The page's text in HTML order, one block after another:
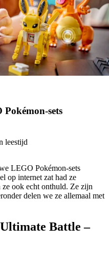
sets
leestijd
LEGO Pokémon-sets
op internet zat had ze
ook echt onthuld. Ze zijn
delen we ze allemaal met
Battle –